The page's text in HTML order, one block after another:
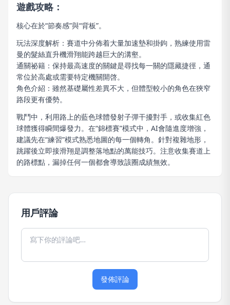
遊戲攻略：
核心在於“節奏感”與“背板”。
玩法深度解析： 賽道中分佈着大量加速墊和掛鉤，熟練使用雷
曼的髮絲直升機滑翔能跨越巨大的溝壑。
通關祕籍：保持最高速度的關鍵是尋找每一關的隱藏捷徑，通
常位於高處或需要特定機關開啓。
角色介紹：雖然基礎屬性差異不大，但體型較小的角色在狹窄
路段更有優勢。
戰鬥中，利用路上的藍色球體發射子彈干擾對手，或收集紅色
球體獲得瞬間爆發力。在“錦標賽”模式中，AI會隨進度增強，
建議先在“練習”模式熟悉地圖的每一個轉角。針對複雜地形，
跳躍後立即接滑翔是調整落地點的萬能技巧。注意收集賽道上
的路標點，漏掉任何一個都會導致該圈成績無效。
用戶評論
發佈評論